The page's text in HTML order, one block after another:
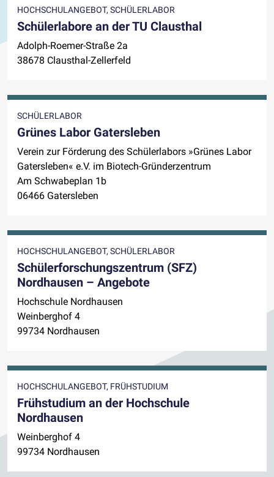
HOCHSCHULANGEBOT, SCHÜLERLABOR
Schülerlabore an der TU Clausthal
Adolph-Roemer-Straße 2a
38678 Clausthal-Zellerfeld
SCHÜLERLABOR
Grünes Labor Gatersleben
Verein zur Förderung des Schülerlabors »Grünes Labor
Gatersleben« e.V. im Biotech-Gründerzentrum
Am Schwabeplan 1b
06466 Gatersleben
HOCHSCHULANGEBOT, SCHÜLERLABOR
Schülerforschungszentrum (SFZ)
Nordhausen – Angebote
Hochschule Nordhausen
Weinberghof 4
99734 Nordhausen
HOCHSCHULANGEBOT, FRÜHSTUDIUM
Frühstudium an der Hochschule
Nordhausen
Weinberghof 4
99734 Nordhausen